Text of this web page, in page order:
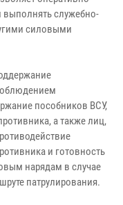
выполнять служебно-
силовыми
пособников ВСУ,
а также лиц,
и готовность
нарядам в случае
патрулирования.